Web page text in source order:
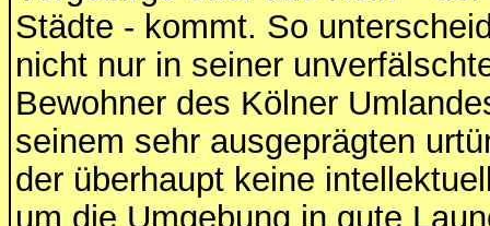
Städte - kommt. So
nicht nur in seiner
Bewohner des Kölner
seinem sehr ausgeprägten
der überhaupt keine
um die Umgebung in gute